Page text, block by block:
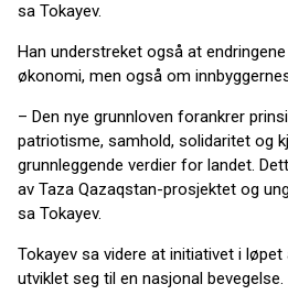
sa Tokayev.
Han understreket også at
økonomi, men også om
– Den nye grunnloven forankrer
patriotisme, samhold, solidaritet og
grunnleggende verdier for landet.
av Taza Qazaqstan-prosjektet og
sa Tokayev.
Tokayev sa videre at initiativet i
utviklet seg til en nasjonal bevegelse.